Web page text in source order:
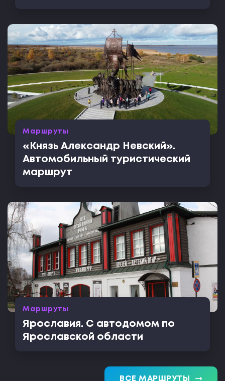
Маршруты
«Князь Александр Невский».
Автомобильный туристический
маршрут
Маршруты
Ярославия. С автодомом по
Ярославской области
ВСЕ МАРШРУТЫ trending_flat